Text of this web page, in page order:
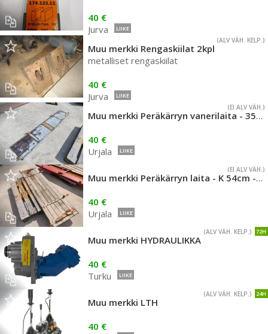
40 €
Jurva
LIIKE
(ALV VÄH. KELP.)
Muu merkki Rengaskiilat 2kpl
metalliset rengaskiilat
40 €
Jurva
LIIKE
(EI ALV VÄH.)
Muu merkki Peräkärryn vanerilaita - 35cm korkea, leveys 197cm
40 €
Urjala
LIIKE
(EI ALV VÄH.)
Muu merkki Peräkärryn laita - K 54cm - L 195cm - puinen
40 €
Urjala
LIIKE
72H
(ALV VÄH. KELP.)
Muu merkki HYDRAULIKKA
40 €
Turku
LIIKE
24H
(ALV VÄH. KELP.)
Muu merkki LTH
40 €